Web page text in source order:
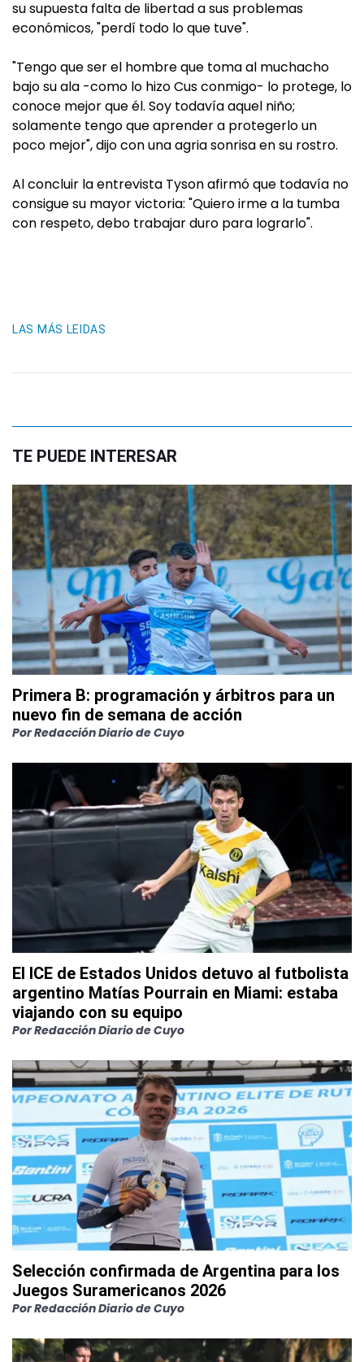
su supuesta falta de libertad a sus problemas
económicos, "perdí todo lo que tuve".
"Tengo que ser el hombre que toma al muchacho
bajo su ala -como lo hizo Cus conmigo- lo protege, lo
conoce mejor que él. Soy todavía aquel niño;
solamente tengo que aprender a protegerlo un
poco mejor", dijo con una agria sonrisa en su rostro.
Al concluir la entrevista Tyson afirmó que todavía no
consigue su mayor victoria: "Quiero irme a la tumba
con respeto, debo trabajar duro para lograrlo".
LAS MÁS LEIDAS
TE PUEDE INTERESAR
Primera B: programación y árbitros para un
nuevo fin de semana de acción
PorRedacción Diario de Cuyo
El ICE de Estados Unidos detuvo al futbolista
argentino Matías Pourrain en Miami: estaba
viajando con su equipo
PorRedacción Diario de Cuyo
Selección confirmada de Argentina para los
Juegos Suramericanos 2026
PorRedacción Diario de Cuyo